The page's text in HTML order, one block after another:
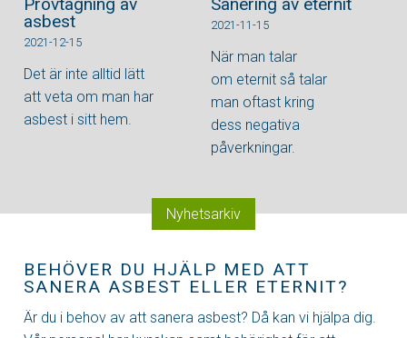
asbest
2021-12-15
Det är inte alltid lätt
att veta om man har
asbest i sitt hem.
2021-11-15
När man talar
om eternit så talar
man oftast kring
dess negativa
påverkningar.
Nyhetsarkiv
BEHÖVER DU HJÄLP MED ATT
SANERA ASBEST ELLER ETERNIT?
Är du i behov av att sanera asbest? Då kan vi hjälpa dig.